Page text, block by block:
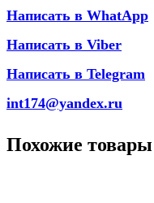
Написать в WhatApp
Написать в Viber
Написать в Telegram
int174@yandex.ru
Похожие товары